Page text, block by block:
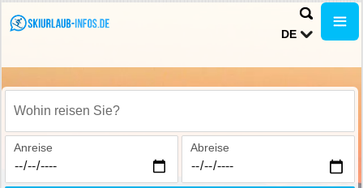
DE
Wohin reisen Sie?
Anreise Abreise